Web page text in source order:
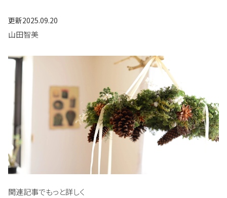
更新2025.09.20
山田智美
関連記事でもっと詳しく